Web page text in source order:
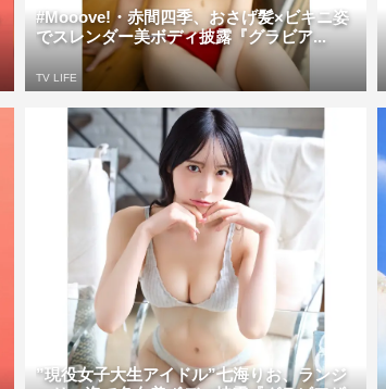
#Mooove!・赤間四季、おさげ髪×ビキニ姿
でスレンダー美ボディ披露『グラビア...
TV LIFE
”現役女子大生アイドル”七海りお、ランジ